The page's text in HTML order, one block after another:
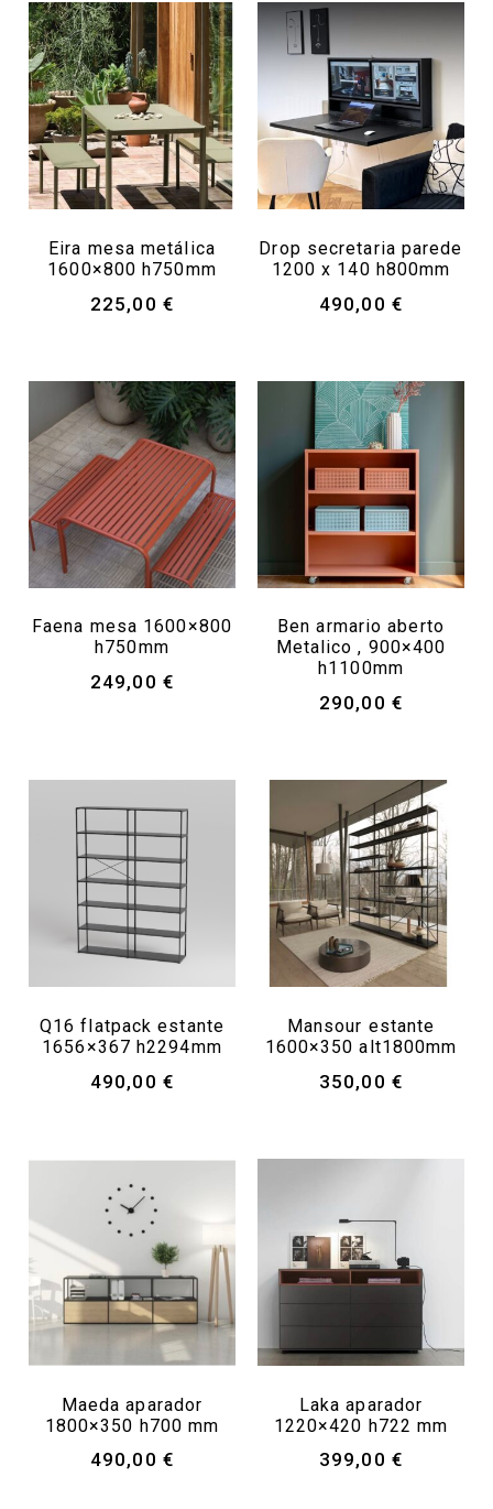
Eira mesa metálica
1600×800 h750mm
225,00 €
Drop secretaria parede
1200 x 140 h800mm
490,00 €
Faena mesa 1600×800
h750mm
249,00 €
Ben armario aberto
Metalico , 900×400
h1100mm
290,00 €
Q16 flatpack estante
1656×367 h2294mm
490,00 €
Mansour estante
1600×350 alt1800mm
350,00 €
Maeda aparador
1800×350 h700 mm
490,00 €
Laka aparador
1220×420 h722 mm
399,00 €